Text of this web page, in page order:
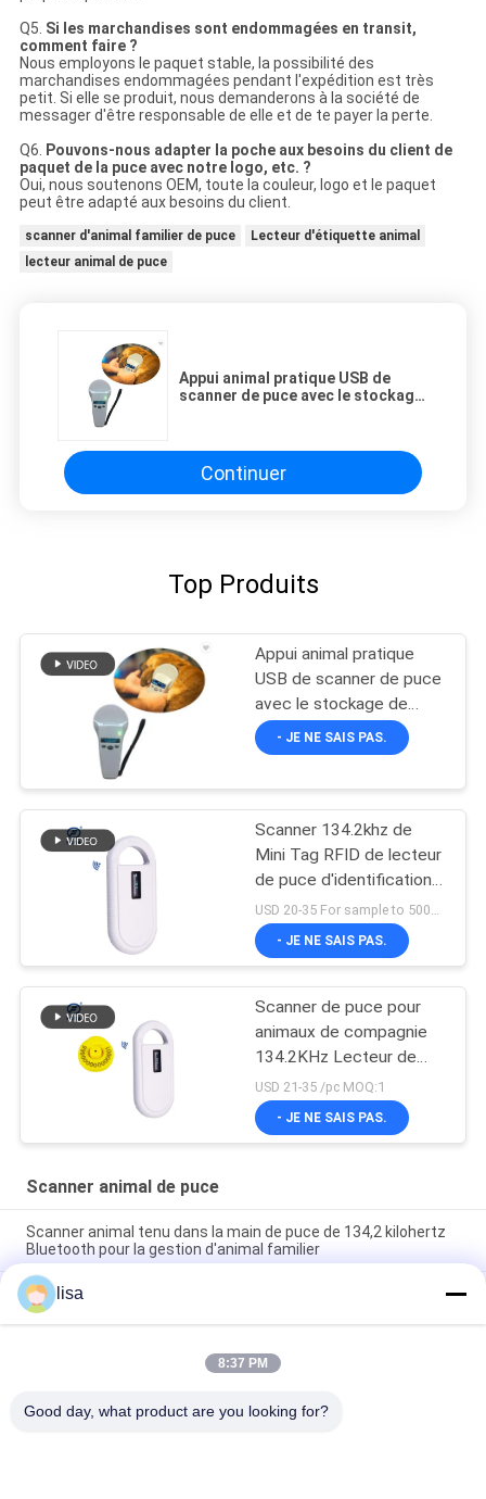
Q5. Si les marchandises sont endommagées en transit,
comment faire ?
Nous employons le paquet stable, la possibilité des
marchandises endommagées pendant l'expédition est très
petit. Si elle se produit, nous demanderons à la société de
messager d'être responsable de elle et de te payer la perte.
Q6. Pouvons-nous adapter la poche aux besoins du client de
paquet de la puce avec notre logo, etc. ?
Oui, nous soutenons OEM, toute la couleur, logo et le paquet
peut être adapté aux besoins du client.
scanner d'animal familier de puce
Lecteur d'étiquette animal
lecteur animal de puce
Appui animal pratique USB de
scanner de puce avec le stockage
Continuer
Top Produits
Appui animal pratique
USB de scanner de puce
avec le stockage de
données de 1000
disques
- JE NE SAIS PAS.
Scanner 134.2khz de
Mini Tag RFID de lecteur
de puce d'identification
de Hanheld
- JE NE SAIS PAS.
Scanner de puce pour
animaux de compagnie
134.2KHz Lecteur de
puce pour animaux
PT160 Scanner de puce
pour chien
USD 21-35 /pc MOQ:1
- JE NE SAIS PAS.
Scanner animal de puce
Scanner animal tenu dans la main de puce de 134,2 kilohertz
Bluetooth pour la gestion d'animal familier
Lecteur RFID pour la reconnaissance des animaux puce PT290
UHF microchip scanner pour animaux de compagnie lecteur
d'étiquettes pour animaux
PT290 Lecteur de balises RFID à longue portée IP66 résistant
lisa
8:37 PM
Good day, what product are you looking for?